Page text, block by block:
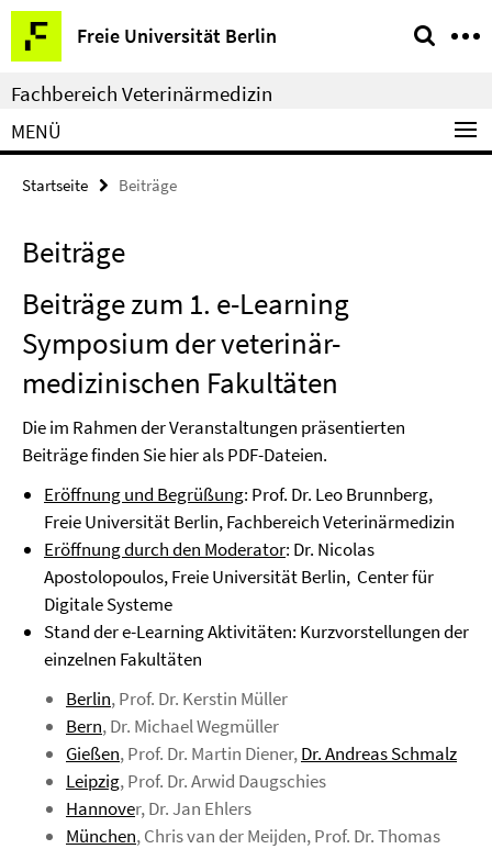
Springe
direkt
zu
Inhalt
Freie Universität Berlin
Service-
Navigation
Fachbereich Veterinärmedizin
MENÜ
Startseite Beiträge
Beiträge
Beiträge zum 1. e-Learning
Symposium der veterinär-
medizinischen Fakultäten
Die im Rahmen der Veranstaltungen präsentierten
Beiträge finden Sie hier als PDF-Dateien.
Eröffnung und Begrüßung: Prof. Dr. Leo Brunnberg,
Freie Universität Berlin, Fachbereich Veterinärmedizin
Eröffnung durch den Moderator: Dr. Nicolas
Apostolopoulos, Freie Universität Berlin, Center für
Digitale Systeme
Stand der e-Learning Aktivitäten: Kurzvorstellungen der
einzelnen Fakultäten
Berlin, Prof. Dr. Kerstin Müller
Bern, Dr. Michael Wegmüller
Gießen, Prof. Dr. Martin Diener,Dr. Andreas Schmalz
Leipzig, Prof. Dr. Arwid Daugschies
Hannover, Dr. Jan Ehlers
München, Chris van der Meijden, Prof. Dr. Thomas